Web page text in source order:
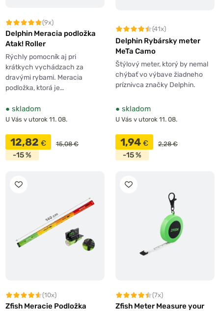
(9x)
Delphin Meracia podložka
Atak! Roller
Rýchly pomocník aj pri
krátkych vychádzach za
dravými rybami. Meracia
podložka, ktorá je…
● skladom
U Vás v utorok 11. 08.
12,82 € 15,08 €
-15 %
(41x)
Delphin Rybársky meter
MeTa Camo
Štýlový meter, ktorý by nemal
chýbať vo výbave žiadneho
príznivca značky Delphin.
● skladom
U Vás v utorok 11. 08.
1,94 € 2,28 €
-15 %
(10x)
Zfish Meracie Podložka
(7x)
Zfish Meter Measure your